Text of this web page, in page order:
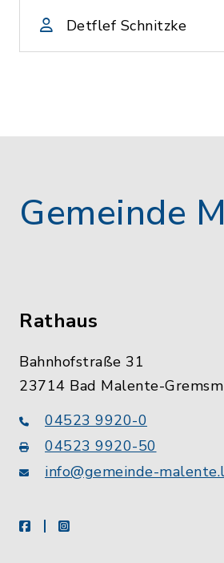
Detflef Schnitzke
Gemeinde
Rathaus
Bahnhofstraße 31
23714 Bad Malente-
04523 9920-0
04523 9920-50
info@gemeinde-
facebookinstagram